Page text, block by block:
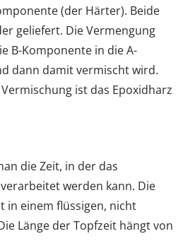
(der Härter). Beide
geliefert. Die Vermengung
B-Komponente in die A-
dann damit vermischt wird.
ist das Epoxidharz
die Zeit, in der das
werden kann. Die
in einem flüssigen, nicht
Länge der Topfzeit hängt von